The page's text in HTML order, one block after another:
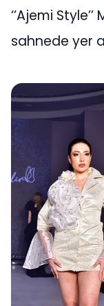
‘’Ajemi
sahnede yer